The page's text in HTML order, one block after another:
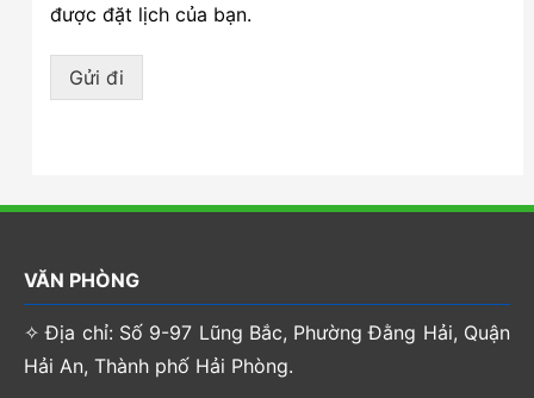
được đặt lịch của bạn.
Gửi đi
VĂN PHÒNG
✧ Địa chỉ: Số 9-97 Lũng Bắc, Phường Đằng Hải, Quận
Hải An, Thành phố Hải Phòng.